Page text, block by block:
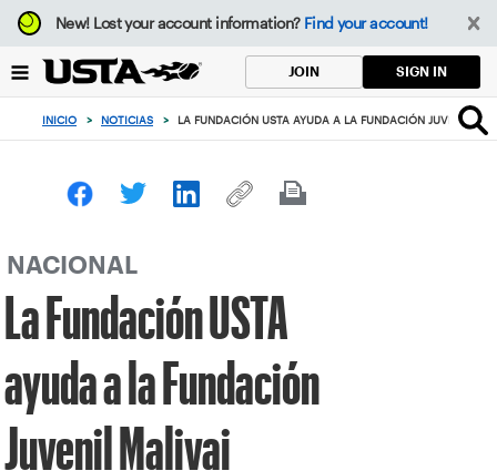
Enfoque
desde
botón
volver
principio
New!Lost your account information? Find your account!
JOIN SIGN IN
INICIO > NOTICIAS > LA FUNDACIÓN USTA AYUDA A LA FUNDACIÓN JUVENIL
NACIONAL
La Fundación USTA
ayuda a la Fundación
Juvenil Malivai